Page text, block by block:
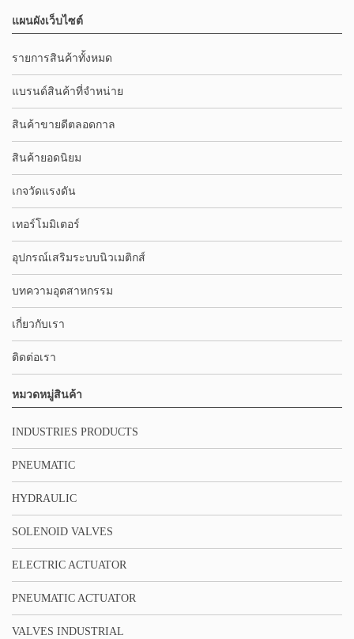
แผนผังเว็บไซต์
รายการสินค้าทั้งหมด
แบรนด์สินค้าที่จำหน่าย
สินค้าขายดีตลอดกาล
สินค้ายอดนิยม
เกจวัดแรงดัน
เทอร์โมมิเตอร์
อุปกรณ์เสริมระบบนิวเมติกส์
บทความอุตสาหกรรม
เกี่ยวกับเรา
ติดต่อเรา
หมวดหมู่สินค้า
INDUSTRIES PRODUCTS
PNEUMATIC
HYDRAULIC
SOLENOID VALVES
ELECTRIC ACTUATOR
PNEUMATIC ACTUATOR
VALVES INDUSTRIAL